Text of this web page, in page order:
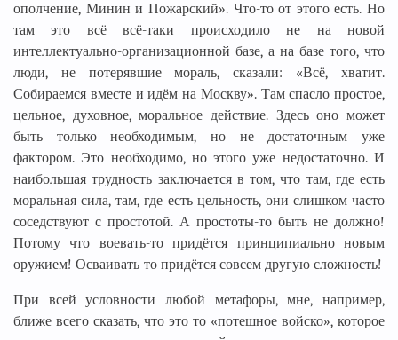
ополчение, Минин и Пожарский». Что-то от этого есть. Но
там это всё всё-таки происходило не на новой
интеллектуально-организационной базе, а на базе того, что
люди, не потерявшие мораль, сказали: «Всё, хватит.
Собираемся вместе и идём на Москву». Там спасло простое,
цельное, духовное, моральное действие. Здесь оно может
быть только необходимым, но не достаточным уже
фактором. Это необходимо, но этого уже недостаточно. И
наибольшая трудность заключается в том, что там, где есть
моральная сила, там, где есть цельность, они слишком часто
соседствуют с простотой. А простоты-то быть не должно!
Потому что воевать-то придётся принципиально новым
оружием! Осваивать-то придётся совсем другую сложность!
При всей условности любой метафоры, мне, например,
ближе всего сказать, что это то «потешное войско», которое